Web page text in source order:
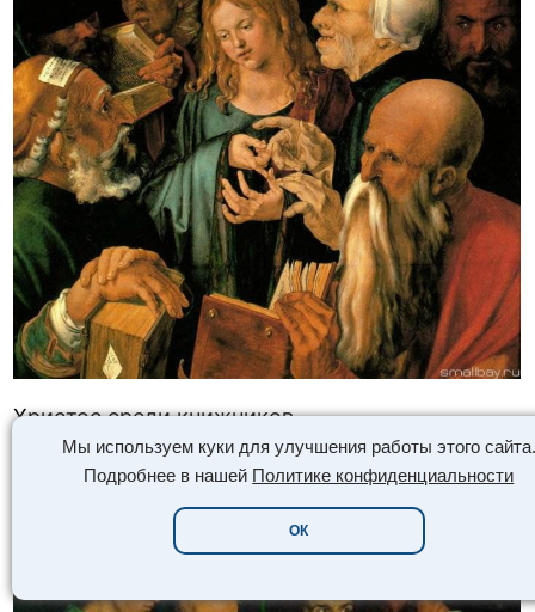
Мы используем куки для улучшения работы этого сайта.
Подробнее в нашей Политике конфиденциальности
ОК
Христос среди книжников